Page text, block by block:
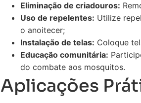
Eliminação de criadouros:
Uso de repelentes: Utilize
o anoitecer;
Instalação de telas: Coloque
Educação comunitária:
do combate aos mosquitos.
Aplicações